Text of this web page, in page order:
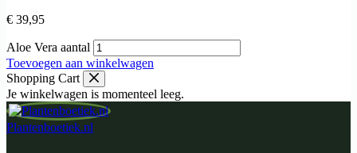
€ 39,95
Aloe Vera aantal
Toevoegen aan winkelwagen
Shopping Cart
Je winkelwagen is momenteel leeg.
Plantenboetiek.nl